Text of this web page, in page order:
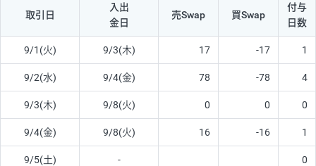
取引日
入出
金日
売Swap 買Swap
付与
日数
9/1(火) 9/3(木) 17 -17 1
9/2(水) 9/4(金) 78 -78 4
9/3(木) 9/8(火) 0 0 0
9/4(金) 9/8(火) 16 -16 1
9/5(土) - 0